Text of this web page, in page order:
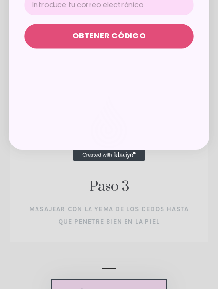
ANTES DE DORMIR Y TAMBIÉN ANTES DE
MAQUILLARNOS
Paso 3
MASAJEAR CON LA YEMA DE LOS DEDOS HASTA
QUE PENETRE BIEN EN LA PIEL
OBTENER CÓDIGO